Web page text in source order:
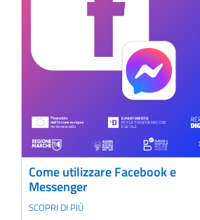
Come utilizzare Facebook e
Messenger
SCOPRI DI PIÙ